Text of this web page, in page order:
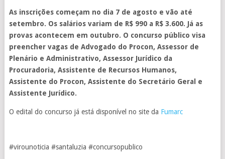
As inscrições começam no dia 7 de agosto e vão até
setembro. Os salários variam de R$ 990 a R$ 3.600. Já as
provas acontecem em outubro. O concurso público visa
preencher vagas de Advogado do Procon, Assessor de
Plenário e Administrativo, Assessor Jurídico da
Procuradoria, Assistente de Recursos Humanos,
Assistente do Procon, Assistente do Secretário Geral e
Assistente Jurídico.
O edital do concurso já está disponível no site da Fumarc
#virounoticia #santaluzia #concursopublico